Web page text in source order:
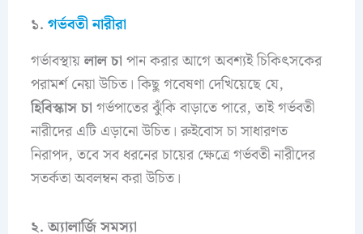
১. গর্ভবতী নারীরা
গর্ভাবস্থায়লাল চা পান করার আগে অবশ্যই চিকিৎসকের
পরামর্শ নেয়া উচিত। কিছু গবেষণা দেখিয়েছে যে,
হিবিস্কাস চা গর্ভপাতের ঝুঁকি বাড়াতে পারে, তাই গর্ভবতী
নারীদের এটি এড়ানো উচিত। রুইবোস চা সাধারণত
নিরাপদ, তবে সব ধরনের চায়ের ক্ষেত্রে গর্ভবতী নারীদের
সতর্কতা অবলম্বন করা উচিত।
২. অ্যালার্জি সমস্যা